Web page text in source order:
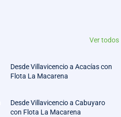
Ver todos
Desde Villavicencio a Acacías con
Flota La Macarena
Desde Villavicencio a Cabuyaro
con Flota La Macarena